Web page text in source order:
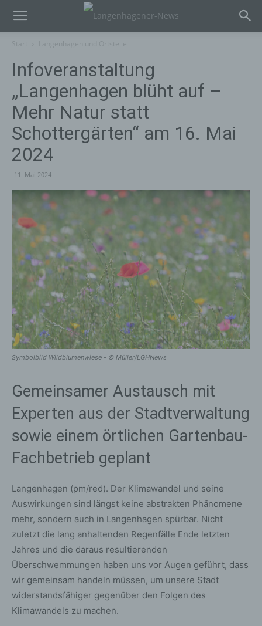
Infoveranstaltung
„Langenhagen blüht auf –
Mehr Natur statt
Schottergärten“ am 16. Mai
2024
11. Mai 2024
Symbolbild Wildblumenwiese - © Müller/LGHNews
Gemeinsamer Austausch mit
Experten aus der Stadtverwaltung
sowie einem örtlichen Gartenbau-
Fachbetrieb geplant
Langenhagen (pm/red). Der Klimawandel und seine
Auswirkungen sind längst keine abstrakten Phänomene
mehr, sondern auch in Langenhagen spürbar. Nicht
zuletzt die lang anhaltenden Regenfälle Ende letzten
Jahres und die daraus resultierenden
Überschwemmungen haben uns vor Augen geführt, dass
wir gemeinsam handeln müssen, um unsere Stadt
widerstandsfähiger gegenüber den Folgen des
Klimawandels zu machen.